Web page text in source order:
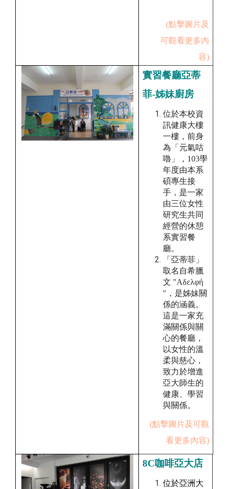
(點擊圖片及
可觀看更多內
容)
實習餐廳亞蒂
菲-姊妹廚房
位於本校資
訊健康大樓
一樓，前身
為「元氣咕
嚕」， 103學
年度由本系
碩專生接
手，是一家
由三位女性
研究生共同
經營的休憩
系實習餐
廳。
「亞蒂菲」
取名自希臘
文 "Αδελφή
" ，是姊妹關
係的涵義。
這是一家充
滿關係與關
心的餐廳，
以女性的溫
柔與慈心，
致力於增進
亞大師生的
健康、學習
與關係。
(點擊圖片及可觀
看更多內容)
8C咖啡亞大店
位於亞洲大